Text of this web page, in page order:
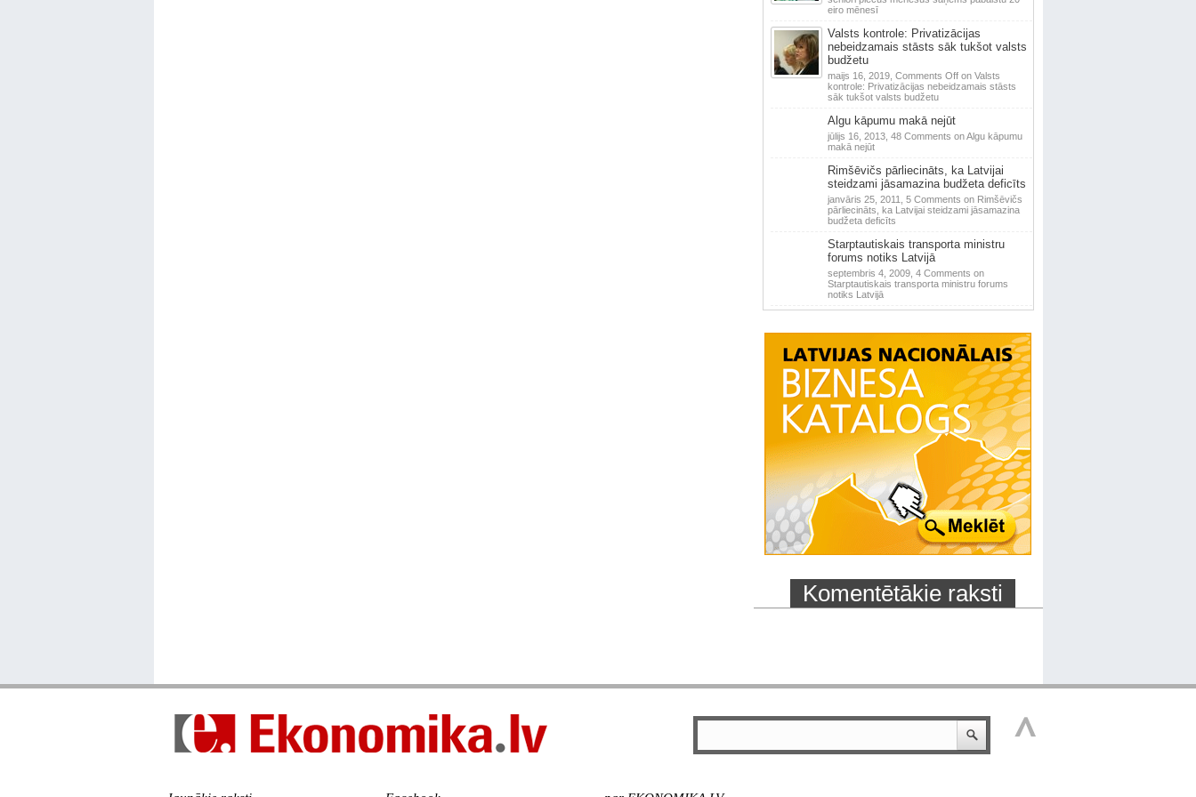
eiro mēnesī
Valsts kontrole: Privatizācijas
nebeidzamais stāsts sāk tukšot valsts
budžetu
maijs 16, 2019, Comments Offon Valsts
kontrole: Privatizācijas nebeidzamais stāsts
sāk tukšot valsts budžetu
Algu kāpumu makā nejūt
jūlijs 16, 2013, 48 Comments on Algu kāpumu
makā nejūt
Rimšēvičs pārliecināts, ka Latvijai
steidzami jāsamazina budžeta deficīts
janvāris 25, 2011, 5 Comments on Rimšēvičs
pārliecināts, ka Latvijai steidzami jāsamazina
budžeta deficīts
Starptautiskais transporta ministru
forums notiks Latvijā
septembris 4, 2009, 4 Comments on
Starptautiskais transporta ministru forums
notiks Latvijā
Komentētākie raksti